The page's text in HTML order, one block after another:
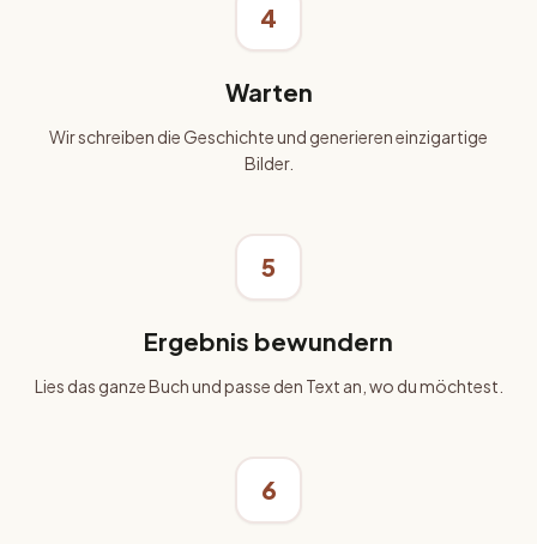
4
Warten
Wir schreiben die Geschichte und generieren einzigartige
Bilder.
5
Ergebnis bewundern
Lies das ganze Buch und passe den Text an, wo du möchtest.
6